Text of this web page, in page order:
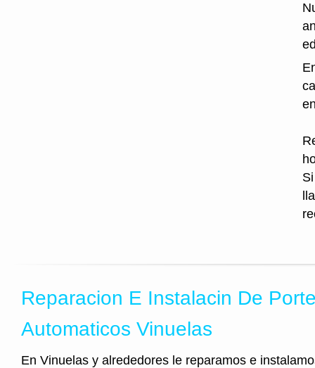
Reparacion E Instalacin De
Automaticos Vinuelas
En Vinuelas y alrededores le reparamos e